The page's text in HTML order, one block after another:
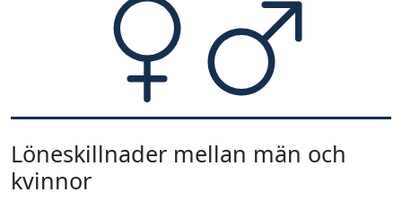
Löneskillnader mellan män och
kvinnor